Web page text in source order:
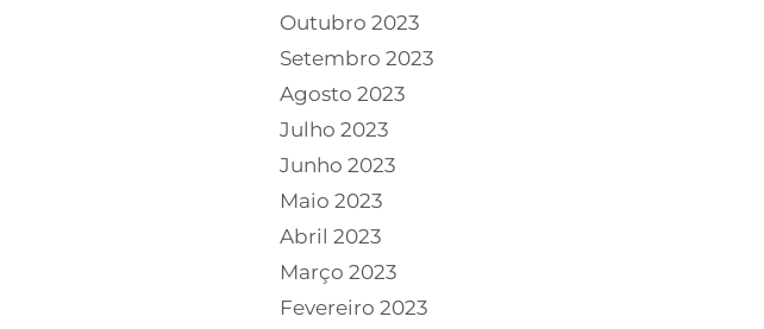
Outubro 2023
Setembro 2023
Agosto 2023
Julho 2023
Junho 2023
Maio 2023
Abril 2023
Março 2023
Fevereiro 2023